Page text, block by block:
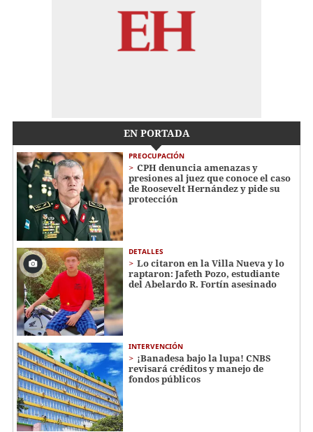
EN PORTADA
PREOCUPACIÓN
CPH denuncia amenazas y
presiones al juez que conoce el caso
de Roosevelt Hernández y pide su
protección
DETALLES
Lo citaron en la Villa Nueva y lo
raptaron: Jafeth Pozo, estudiante
del Abelardo R. Fortín asesinado
INTERVENCIÓN
¡Banadesa bajo la lupa! CNBS
revisará créditos y manejo de
fondos públicos